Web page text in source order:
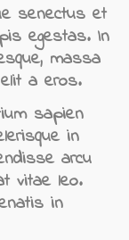
senectus et
egestas. In
massa
a eros.
sapien
in
arcu
vitae leo.
in